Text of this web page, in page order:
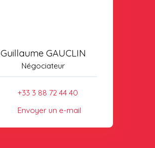
Guillaume GAUCLIN
Négociateur
+33 3 88 72 44 40
Envoyer un e-mail